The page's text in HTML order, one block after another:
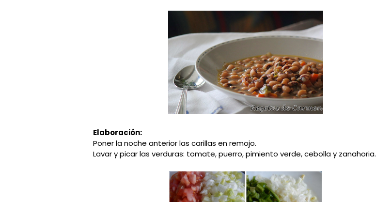
Elaboración:
Poner la noche anterior las carillas en remojo.
Lavar y picar las verduras: tomate, puerro, pimiento verde, cebolla y zanahoria.